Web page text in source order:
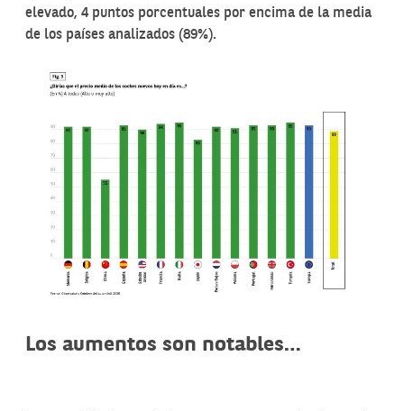
elevado, 4 puntos porcentuales por encima de la media
de los países analizados (89%).
Los aumentos son notables…